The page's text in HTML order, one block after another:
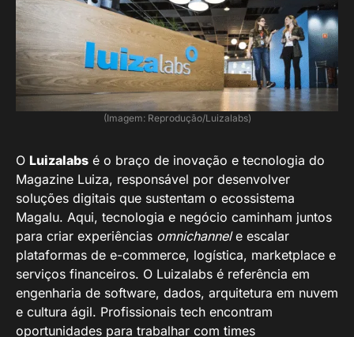
(Imagem: Reprodução/Luizalabs)
O Luizalabs é o braço de inovação e tecnologia do
Magazine Luiza, responsável por desenvolver
soluções digitais que sustentam o ecossistema
Magalu. Aqui, tecnologia e negócio caminham juntos
para criar experiências omnichannele escalar
plataformas de e-commerce, logística, marketplace e
serviços financeiros. O Luizalabs é referência em
engenharia de software, dados, arquitetura em nuvem
e cultura ágil. Profissionais tech encontram
oportunidades para trabalhar com times